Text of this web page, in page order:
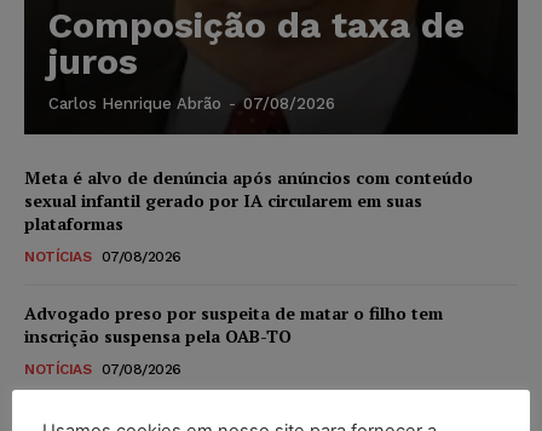
Composição da taxa de
juros
Carlos Henrique Abrão - 07/08/2026
Meta é alvo de denúncia após anúncios com conteúdo
sexual infantil gerado por IA circularem em suas
plataformas
NOTÍCIAS 07/08/2026
Advogado preso por suspeita de matar o filho tem
inscrição suspensa pela OAB-TO
NOTÍCIAS 07/08/2026
STF amplia isenção de IBS e CBS na compra de veículos